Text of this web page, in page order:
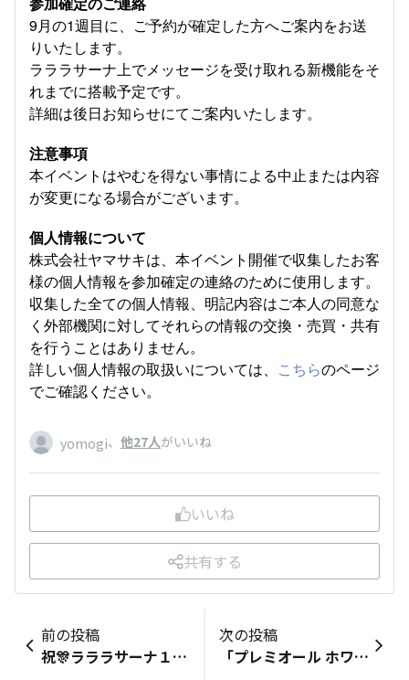
9月の1週目に、ご予約が確定した方へご案内をお送
りいたします。
ラララサーナ上でメッセージを受け取れる新機能をそ
れまでに搭載予定です。
詳細は後日お知らせにてご案内いたします。
注意事項
本イベントはやむを得ない事情による中止または内容
が変更になる場合がございます。
個人情報について
株式会社ヤマサキは、本イベント開催で収集したお客
様の個人情報を参加確定の連絡のために使用します。
収集した全ての個人情報、明記内容はご本人の同意な
く外部機関に対してそれらの情報の交換・売買・共有
を行うことはありません。
詳しい個人情報の取扱いについては、 こちらのページ
でご確認ください。
yomogi、 他27人がいいね
いいね
共有する
前の投稿
祝🎊ラララサーナ１周年🎉トップページデザイン決定しました！
次の投稿
「プレミオール ホワイトティーの香り」がリニューアル＆待望の定番化！